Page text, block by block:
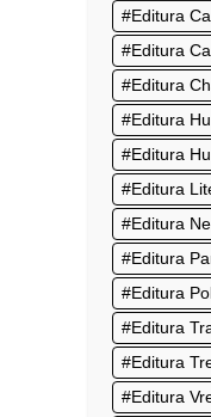
Editura
Editura
Editura
Editura
Editura
Editura
Editura
Editura
Editura
Editura
Editura
Editura